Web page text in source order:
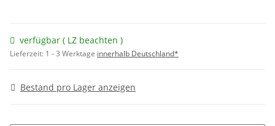
verfügbar ( LZ beachten )
Lieferzeit: 1 - 3 Werktage innerhalb Deutschland*
Bestand pro Lager anzeigen